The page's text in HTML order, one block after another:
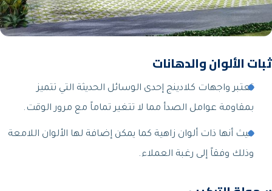
ثبات الألوان والدهانات
تعتبر واجهات كلادينج إحدى الوسائل الحديثة التي تتميز
بمقاومة عوامل الصدأ مما لا تتغير تماماً مع مرور الوقت.
حيث أنها ذات ألوان زاهية كما يمكن إضافة لها الألوان اللامعة
وذلك وفقاً إلى رغبة العملاء.